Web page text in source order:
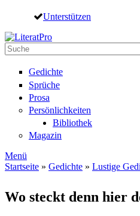
Direkt zum Inhalt
Unterstützen
Suche
Gedichte
Sprüche
Prosa
Persönlichkeiten
Bibliothek
Magazin
Menü
Startseite » Gedichte » Lustige
Wo steckt denn hier